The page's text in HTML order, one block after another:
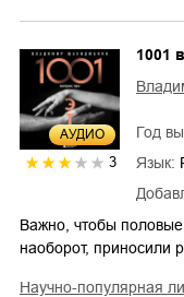
AУДИО
3
1001
Год
Язык:
Важно, чтобы
наоборот, приносили
научно-популярная